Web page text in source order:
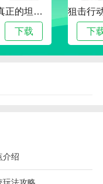
及他人的星座运
进行交流互动，宙
可以轻松认识新朋
，给人一种轻松愉
真正的坦克大战
下载 下
介绍